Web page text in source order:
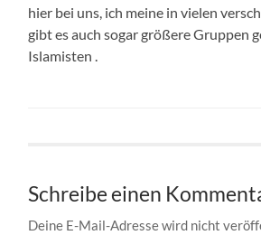
hier bei uns, ich meine in vielen
gibt es auch sogar größere Gruppen
Islamisten .
Schreibe einen
Deine E-Mail-Adresse wird nicht